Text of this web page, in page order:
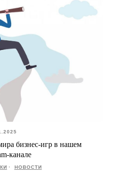
бизнес-игр в нашем
канале
НОВОСТИ